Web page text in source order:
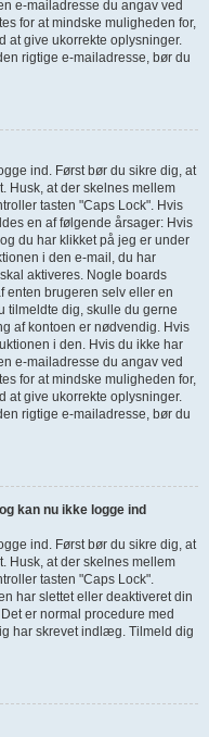
e-mailadresse du angav ved
for at mindske muligheden for,
at give ukorrekte oplysninger.
rigtige e-mailadresse, bør du
ind. Først bør du sikre dig, at
Husk, at der skelnes mellem
tasten "Caps Lock". Hvis
en af følgende årsager: Hvis
du har klikket på jeg er under
i den e-mail, du har
aktiveres. Nogle boards
enten brugeren selv eller en
tilmeldte dig, skulle du gerne
af kontoen er nødvendig. Hvis
i den. Hvis du ikke har
e-mailadresse du angav ved
for at mindske muligheden for,
at give ukorrekte oplysninger.
rigtige e-mailadresse, bør du
kan nu ikke logge ind
ind. Først bør du sikre dig, at
Husk, at der skelnes mellem
tasten "Caps Lock".
har slettet eller deaktiveret din
er normal procedure med
har skrevet indlæg. Tilmeld dig